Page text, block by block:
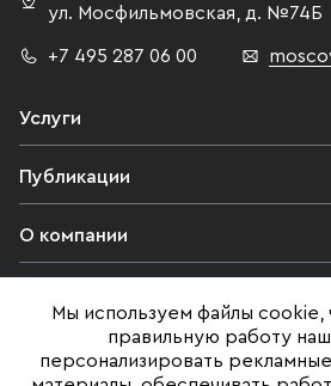
ул. Мосфильмовская,
д. №74Б
+7 495 287 06 00
Услуги
Публикации
О компании
Юридическая информация
Мы используем файлы cookie,
правильную работу
персонализировать